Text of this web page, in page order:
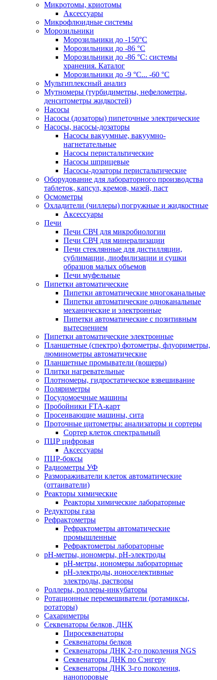
Микротомы, криотомы
Аксессуары
Микрофлюидные системы
Морозильники
Морозильники до -150°С
Морозильники до -86 °C
Морозильники до -86 °C: системы
хранения. Каталог
Морозильники до -9 °C... -60 °C
Мультиплексный анализ
Мутномеры (турбидиметры, нефелометры,
денситометры жидкостей)
Насосы
Насосы (дозаторы) пипеточные электрические
Насосы, насосы-дозаторы
Насосы вакуумные, вакуумно-
нагнетательные
Насосы перистальтические
Насосы шприцевые
Насосы-дозаторы перистальтические
Оборудование для лабораторного производства
таблеток, капсул, кремов, мазей, паст
Осмометры
Охладители (чиллеры) погружные и жидкостные
Аксессуары
Печи
Печи СВЧ для микробиологии
Печи СВЧ для минерализации
Печи стеклянные для дистилляции,
сублимации, лиофилизации и сушки
образцов малых объемов
Печи муфельные
Пипетки автоматические
Пипетки автоматические многоканальные
Пипетки автоматические одноканальные
механические и электронные
Пипетки автоматические с позитивным
вытеснением
Пипетки автоматические электронные
Планшетные (спектро) фотометры, флуориметры,
люминометры автоматические
Планшетные промыватели (вошеры)
Плитки нагревательные
Плотномеры, гидростатическое взвешивание
Поляриметры
Посудомоечные машины
Пробойники FTA-карт
Просеивающие машины, сита
Проточные цитометры: анализаторы и сортеры
Сортер клеток спектральный
ПЦР цифровая
Аксессуары
ПЦР-боксы
Радиометры УФ
Размораживатели клеток автоматические
(оттаиватели)
Реакторы химические
Реакторы химические лабораторные
Редукторы газа
Рефрактометры
Рефрактометры автоматические
промышленные
Рефрактометры лабораторные
рН-метры, иономеры, рН-электроды
рН-метры, иономеры лабораторные
рН-электроды, ионоселективные
электроды, растворы
Роллеры, роллеры-инкубаторы
Ротационные перемешиватели (ротамиксы,
ротаторы)
Сахариметры
Секвенаторы белков, ДНК
Пиросеквенаторы
Секвенаторы белков
Секвенаторы ДНК 2-го поколения NGS
Секвенаторы ДНК по Сэнгеру
Секвенаторы ДНК 3-го поколения,
нанопоровые